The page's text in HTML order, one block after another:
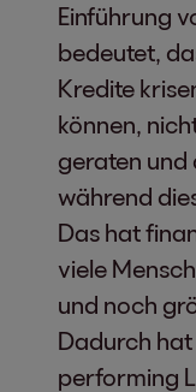
Einführung
bedeutet,
Kredite
können,
geraten und
während
Das hat
viele
und noch
Dadurch
performing